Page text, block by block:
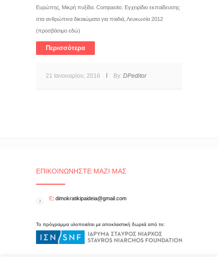
Ευρώπης, Μικρή πυξίδα. Compasito. Εγχειρίδιο εκπαίδευσης
στα ανθρώπινα δικαιώματα για παιδιά, Λευκωσία 2012
(προσβάσιμο εδώ)
Περισσότερα
21 Ιανουαρίου, 2016 By: DPeditor
ΕΠΙΚΟΙΝΩΝΉΣΤΕ ΜΑΖΊ ΜΑΣ
E: dimokratikipaideia@gmail.com
Το πρόγραμμα υλοποιείται με αποκλειστική δωρεά από το: